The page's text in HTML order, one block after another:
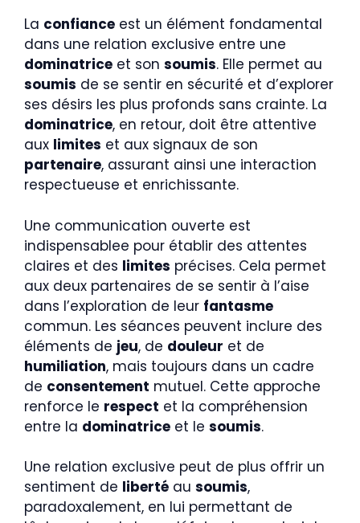
La confiance est un élément fondamental
dans une relation exclusive entre une
dominatrice et son soumis. Elle permet au
soumis de se sentir en sécurité et d’explorer
ses désirs les plus profonds sans crainte. La
dominatrice, en retour, doit être attentive
aux limites et aux signaux de son
partenaire, assurant ainsi une interaction
respectueuse et enrichissante.
Une communication ouverte est
indispensablee pour établir des attentes
claires et des limites précises. Cela permet
aux deux partenaires de se sentir à l’aise
dans l’exploration de leur fantasme
commun. Les séances peuvent inclure des
éléments de jeu, de douleur et de
humiliation, mais toujours dans un cadre
de consentement mutuel. Cette approche
renforce le respect et la compréhension
entre la dominatrice et le soumis.
Une relation exclusive peut de plus offrir un
sentiment de liberté au soumis,
paradoxalement, en lui permettant de